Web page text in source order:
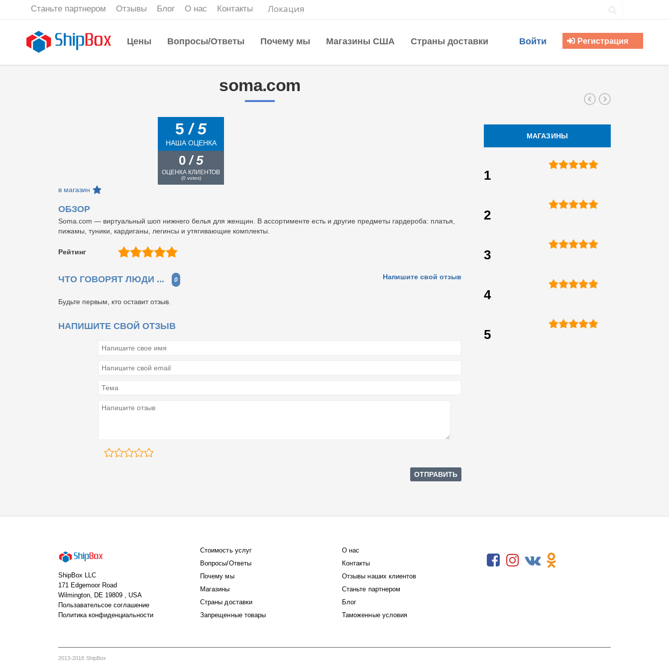
Станьте партнером Отзывы Блог О нас Контакты Локация
Цены Вопросы/Ответы Почему мы Магазины США Страны доставки Войти Регистрация
soma.com
5/ 5
НАША ОЦЕНКА
0 / 5
ОЦЕНКА КЛИЕНТОВ
(0votes)
в магазин
ОБЗОР
Soma.com — виртуальный шоп нижнего белья для женщин. В ассортименте есть и другие предметы гардероба: платья,
пижамы, туники, кардиганы, легинсы и утягивающие комплекты.
Рейтинг
ЧТО ГОВОРЯТ ЛЮДИ ... 0 Напишите свой отзыв
Будьте первым, кто оставит отзыв.
НАПИШИТЕ СВОЙ ОТЗЫВ
МАГАЗИНЫ
1
2
3
4
5
ShipBox LLC
171 Edgemoor Road
Wilmington, DE 19809 , USA
Пользавательсое соглашение
Политика конфиденциальности
Стоимость услуг
Вопросы/Ответы
Почему мы
Магазины
Страны доставки
Запрещенные товары
О нас
Контакты
Отзывы наших клиентов
Станьте партнером
Блог
Таможенные условия
2013-2018 ShipBox